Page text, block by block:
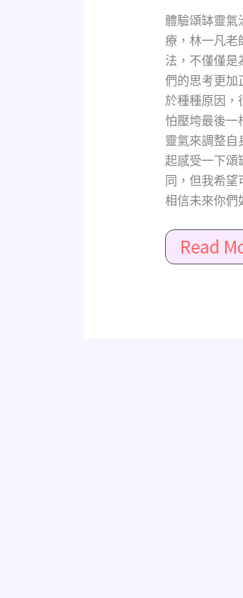
體驗頌缽靈氣
療，林一凡老
法，不僅僅是
們的思考更加
於種種原因，
怕壓垮最後一
靈氣來調整自
起感受一下頌
同，但我希望
相信未來你
直
接
途
徑，
與
林
一
凡
老
師
作
體
Read